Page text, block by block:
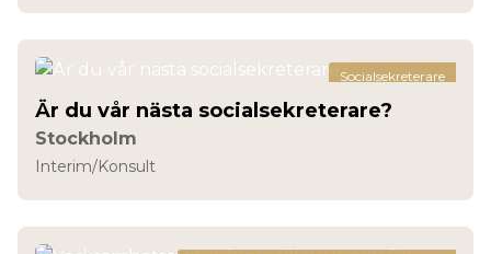
Socialsekreterare
Är du vår nästa socialsekreterare?
Stockholm
Interim/Konsult